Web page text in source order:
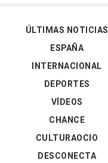
ÚLTIMAS NOTICIAS
ESPAÑA
INTERNACIONAL
DEPORTES
VÍDEOS
CHANCE
CULTURAOCIO
DESCONECTA